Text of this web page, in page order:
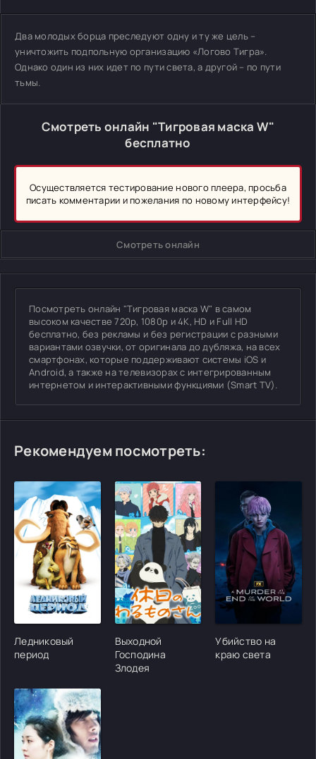
Два молодых борца преследуют одну и ту же цель –
уничтожить подпольную организацию «Логово Тигра».
Однако один из них идет по пути света, а другой – по пути
тьмы.
Смотреть онлайн "Тигровая маска W"
бесплатно
Осуществляется тестирование нового плеера, просьба
писать комментарии и пожелания по новому интерфейсу!
Смотреть онлайн
Посмотреть онлайн "Тигровая маска W" в самом
высоком качестве 720p, 1080p и 4K, HD и Full HD
бесплатно, без рекламы и без регистрации с разными
вариантами озвучки, от оригинала до дубляжа, на всех
смартфонах, которые поддерживают системы iOS и
Android, а также на телевизорах с интегрированным
интернетом и интерактивными функциями (Smart TV).
Рекомендуем посмотреть:
[/xfgiven_cvh_poster_urlcvh_poster_url]
Ледниковый
период
[/xfgiven_cvh_poster_urlcvh_poster_url]
Выходной
Господина
Злодея
[/
Убийство на
краю света